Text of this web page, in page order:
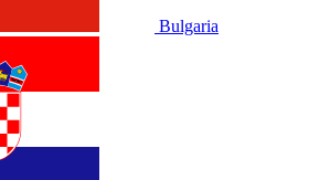
Bulgaria